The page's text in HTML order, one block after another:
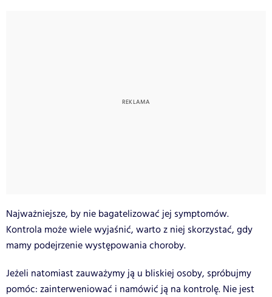
Najważniejsze, by nie bagatelizować jej symptomów.
Kontrola może wiele wyjaśnić, warto z niej skorzystać, gdy
mamy podejrzenie występowania choroby.
Jeżeli natomiast zauważymy ją u bliskiej osoby, spróbujmy
pomóc: zainterweniować i namówić ją na kontrolę. Nie jest